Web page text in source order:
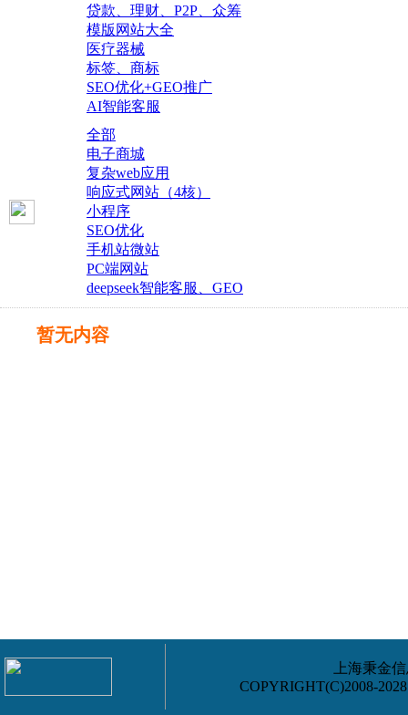
贷款、理财、P2P、众筹
模版网站大全
医疗器械
标签、商标
SEO优化+GEO推广
AI智能客服
全部
电子商城
复杂web应用
响应式网站（4核）
小程序
SEO优化
手机站微站
PC端网站
deepseek智能客服、GEO
暂无内容
上海秉金
COPYRIGHT(C)2008-